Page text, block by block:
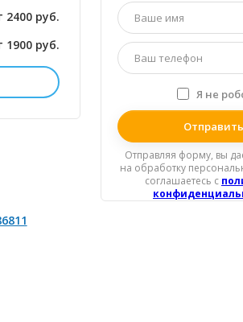
2400 руб.
1900 руб.
4400 руб.
Ваше
имя
Ваш
телефон
спамер
Я не
Отправляя форму, вы
на обработку
соглашаетесь c